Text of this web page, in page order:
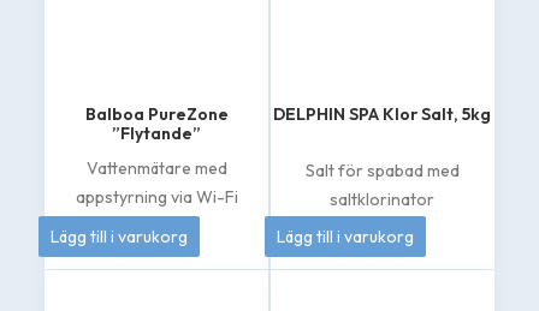
Balboa PureZone
”Flytande”
Vattenmätare med
appstyrning via Wi-Fi
4 995kr
Lägg till i varukorg
DELPHIN SPA Klor Salt, 5kg
Salt för spabad med
saltklorinator
419kr
Lägg till i varukorg